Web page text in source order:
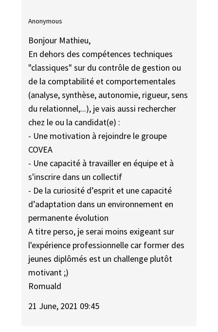
Anonymous
Bonjour Mathieu,
En dehors des compétences techniques
"classiques" sur du contrôle de gestion ou
de la comptabilité et comportementales
(analyse, synthèse, autonomie, rigueur, sens
du relationnel,...), je vais aussi rechercher
chez le ou la candidat(e) :
- Une motivation à rejoindre le groupe
COVEA
- Une capacité à travailler en équipe et à
s'inscrire dans un collectif
- De la curiosité d’esprit et une capacité
d’adaptation dans un environnement en
permanente évolution
A titre perso, je serai moins exigeant sur
l'expérience professionnelle car former des
jeunes diplômés est un challenge plutôt
motivant ;)
Romuald
21 June, 2021 09:45